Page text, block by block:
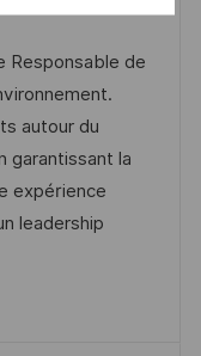
Responsable de
autour du
garantissant la
expérience
leadership
Energie,